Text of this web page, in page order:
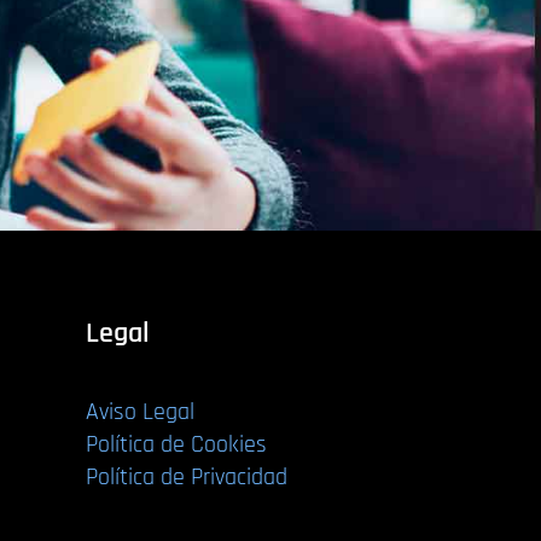
Legal
Aviso Legal
Política de Cookies
Política de Privacidad